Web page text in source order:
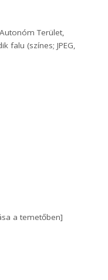
Terület,
falu (színes; JPEG,
a temetőben]